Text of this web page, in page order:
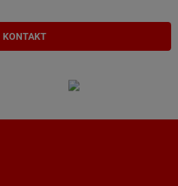
KONTAKT